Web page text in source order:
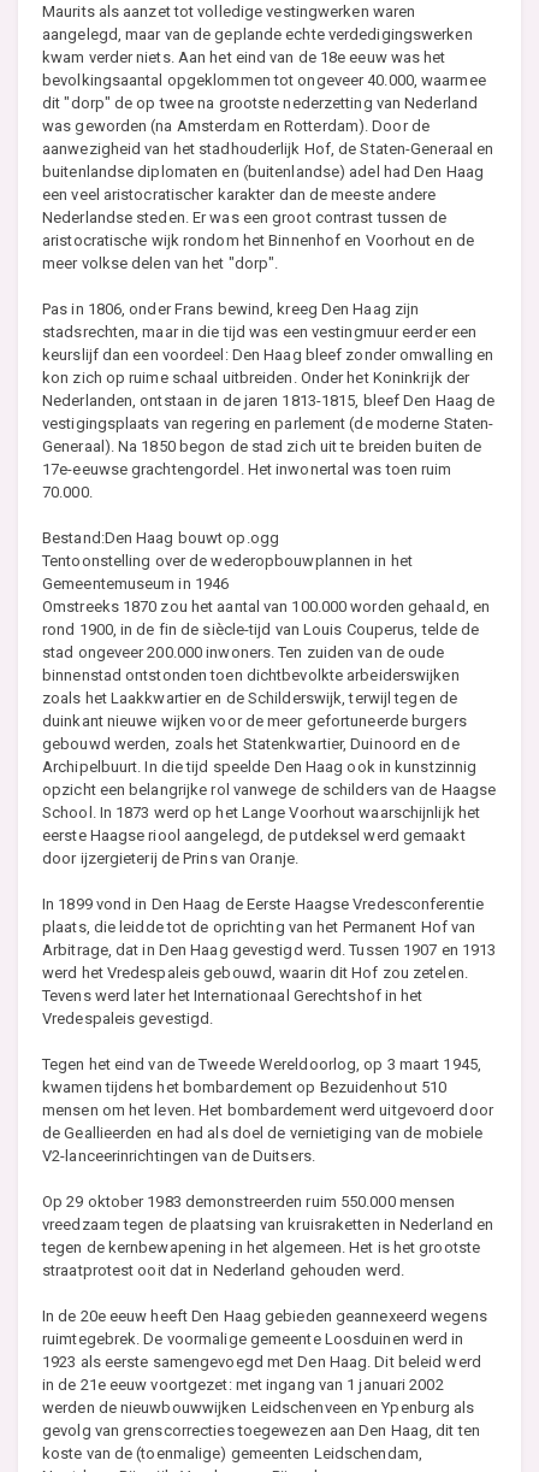
Maurits als aanzet tot volledige vestingwerken waren
aangelegd, maar van de geplande echte verdedigingswerken
kwam verder niets. Aan het eind van de 18e eeuw was het
bevolkingsaantal opgeklommen tot ongeveer 40.000, waarmee
dit "dorp" de op twee na grootste nederzetting van Nederland
was geworden (na Amsterdam en Rotterdam). Door de
aanwezigheid van het stadhouderlijk Hof, de Staten-Generaal en
buitenlandse diplomaten en (buitenlandse) adel had Den Haag
een veel aristocratischer karakter dan de meeste andere
Nederlandse steden. Er was een groot contrast tussen de
aristocratische wijk rondom het Binnenhof en Voorhout en de
meer volkse delen van het "dorp".
Pas in 1806, onder Frans bewind, kreeg Den Haag zijn
stadsrechten, maar in die tijd was een vestingmuur eerder een
keurslijf dan een voordeel: Den Haag bleef zonder omwalling en
kon zich op ruime schaal uitbreiden. Onder het Koninkrijk der
Nederlanden, ontstaan in de jaren 1813-1815, bleef Den Haag de
vestigingsplaats van regering en parlement (de moderne Staten-
Generaal). Na 1850 begon de stad zich uit te breiden buiten de
17e-eeuwse grachtengordel. Het inwonertal was toen ruim
70.000.
Bestand:Den Haag bouwt op.ogg
Tentoonstelling over de wederopbouwplannen in het
Gemeentemuseum in 1946
Omstreeks 1870 zou het aantal van 100.000 worden gehaald, en
rond 1900, in de fin de siècle-tijd van Louis Couperus, telde de
stad ongeveer 200.000 inwoners. Ten zuiden van de oude
binnenstad ontstonden toen dichtbevolkte arbeiderswijken
zoals het Laakkwartier en de Schilderswijk, terwijl tegen de
duinkant nieuwe wijken voor de meer gefortuneerde burgers
gebouwd werden, zoals het Statenkwartier, Duinoord en de
Archipelbuurt. In die tijd speelde Den Haag ook in kunstzinnig
opzicht een belangrijke rol vanwege de schilders van de Haagse
School. In 1873 werd op het Lange Voorhout waarschijnlijk het
eerste Haagse riool aangelegd, de putdeksel werd gemaakt
door ijzergieterij de Prins van Oranje.
In 1899 vond in Den Haag de Eerste Haagse Vredesconferentie
plaats, die leidde tot de oprichting van het Permanent Hof van
Arbitrage, dat in Den Haag gevestigd werd. Tussen 1907 en 1913
werd het Vredespaleis gebouwd, waarin dit Hof zou zetelen.
Tevens werd later het Internationaal Gerechtshof in het
Vredespaleis gevestigd.
Tegen het eind van de Tweede Wereldoorlog, op 3 maart 1945,
kwamen tijdens het bombardement op Bezuidenhout 510
mensen om het leven. Het bombardement werd uitgevoerd door
de Geallieerden en had als doel de vernietiging van de mobiele
V2-lanceerinrichtingen van de Duitsers.
Op 29 oktober 1983 demonstreerden ruim 550.000 mensen
vreedzaam tegen de plaatsing van kruisraketten in Nederland en
tegen de kernbewapening in het algemeen. Het is het grootste
straatprotest ooit dat in Nederland gehouden werd.
In de 20e eeuw heeft Den Haag gebieden geannexeerd wegens
ruimtegebrek. De voormalige gemeente Loosduinen werd in
1923 als eerste samengevoegd met Den Haag. Dit beleid werd
in de 21e eeuw voortgezet: met ingang van 1 januari 2002
werden de nieuwbouwwijken Leidschenveen en Ypenburg als
gevolg van grenscorrecties toegewezen aan Den Haag, dit ten
koste van de (toenmalige) gemeenten Leidschendam,